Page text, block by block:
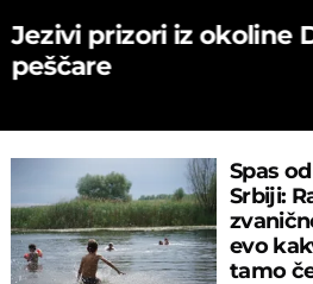
Jezivi prizori iz okoline
peščare
Spas
Srbiji:
evo
tamo